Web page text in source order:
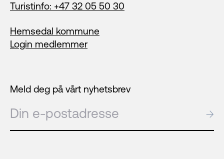
Turistinfo: +47 32 05 50 30
Hemsedal kommune
Login medlemmer
Meld deg på vårt nyhetsbrev
E-post →